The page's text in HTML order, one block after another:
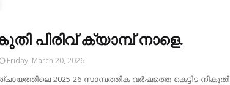
പിരിവ് ക്യാമ്പ് നാളെ.
Friday, March 20, 2026
2025-26 സാമ്പത്തിക വര്‍ഷത്തെ കെട്ടിട നികുതി